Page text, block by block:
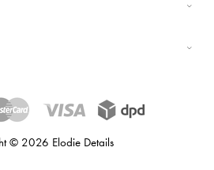
© 2026 Elodie Details